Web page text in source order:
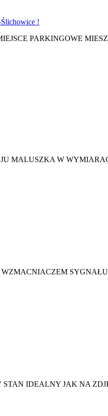
!
PARKINGOWE
MALUSZKA W
IDEALNY JAK NA